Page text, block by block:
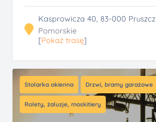
Kasprowicza 40, 83-000 Pruszcz
Pomorskie
[Pokaż trasę]
Stolarka okienna Drzwi, bramy garażowe
Rolety, żaluzje, moskitiery